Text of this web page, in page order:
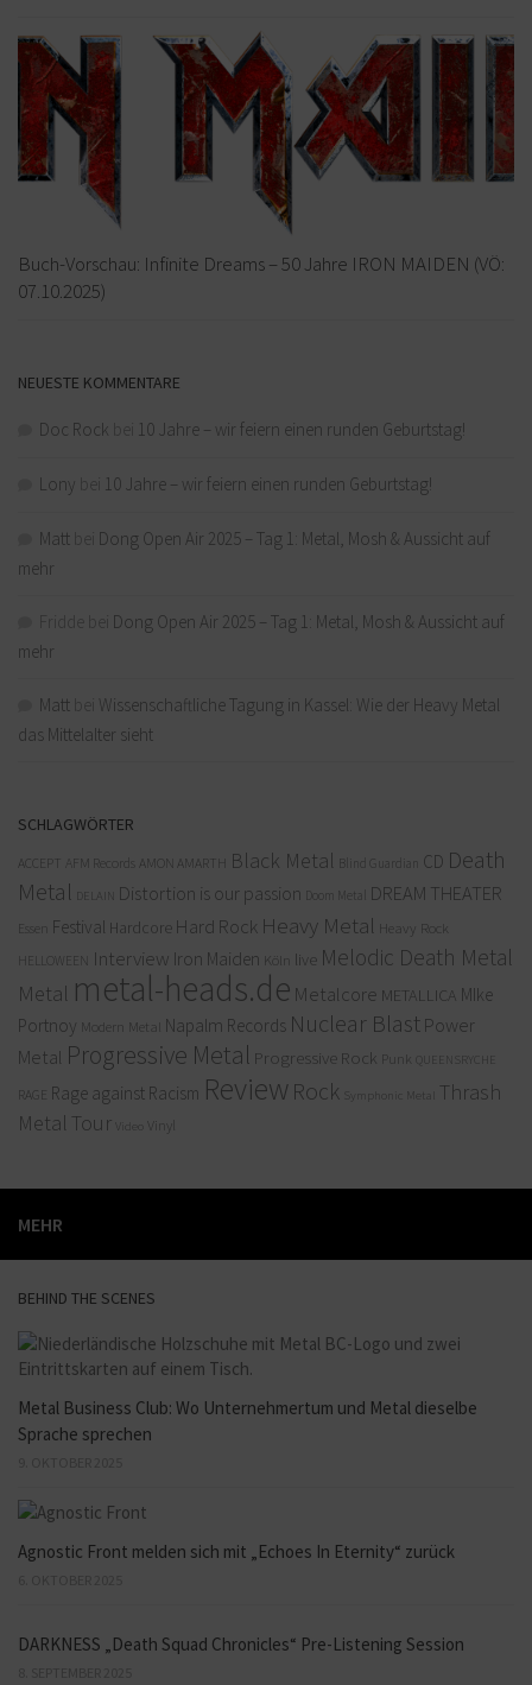
Buch-Vorschau: Infinite Dreams – 50 Jahre IRON MAIDEN (VÖ:
07.10.2025)
NEUESTE KOMMENTARE
Doc Rock 10 Jahre – wir feiern einen runden Geburtstag!
Lony 10 Jahre – wir feiern einen runden Geburtstag!
Matt
Dong Open Air 2025 – Tag 1: Metal, Mosh & Aussicht auf
mehr
Dong Open Air 2025 – Tag 1: Metal, Mosh & Aussicht auf
mehr
Matt
Wissenschaftliche Tagung in Kassel: Wie der Heavy Metal
das Mittelalter sieht
SCHLAGWÖRTER
ACCEPT AFM Records AMON AMARTH Black Metal Blind Guardian CD Death
Metal
DELAIN Distortion is our passion Doom Metal DREAM THEATER
Essen Festival Hardcore Hard Rock Heavy Metal Heavy Rock
HELLOWEEN Interview Iron Maiden Köln live Melodic Death Metal
Metal metal-heads.de Metalcore METALLICA MIke
Portnoy Modern Metal Napalm Records Nuclear Blast Power
Metal Progressive Metal Progressive Rock Punk QUEENSRYCHE
RAGE Rage against Racism Review Rock Symphonic Metal
Thrash
Metal Tour Video Vinyl
MEHR
BEHIND THE SCENES
Metal Business Club: Wo Unternehmertum und Metal dieselbe
Sprache sprechen
Agnostic Front melden sich mit „Echoes In Eternity“ zurück
DARKNESS „Death Squad Chronicles“ Pre-Listening Session